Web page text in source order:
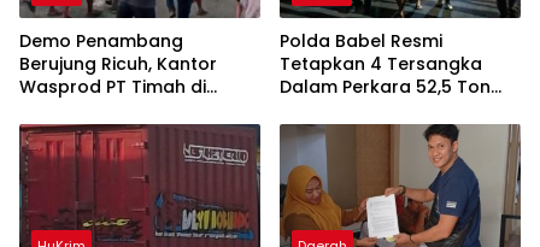
Demo Penambang
Berujung Ricuh, Kantor
Wasprod PT Timah di
Polda Babel Resmi
Tetapkan 4 Tersangka
Dalam Perkara 52,5 Ton
Belitung